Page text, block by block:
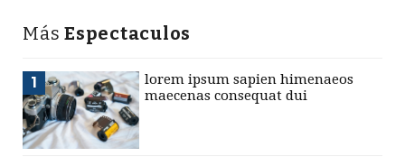
Más Espectaculos
1
lorem ipsum sapien himenaeos
maecenas consequat dui